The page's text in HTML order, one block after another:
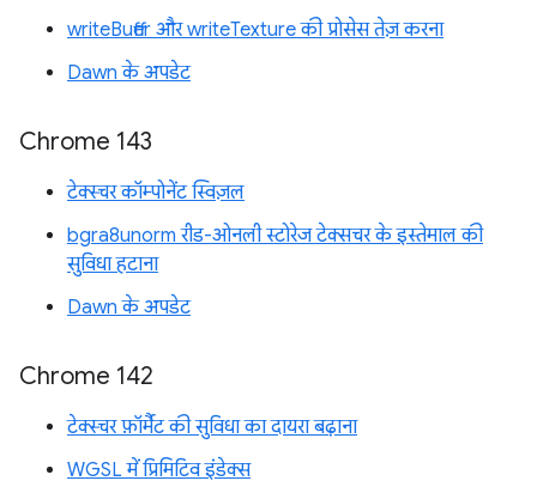
writeBuffer और writeTexture की प्रोसेस तेज़ करना
Dawn के अपडेट
Chrome 143
टेक्स्चर कॉम्पोनेंट स्विज़ल
bgra8unorm रीड-ओनली स्टोरेज टेक्सचर के इस्तेमाल की
सुविधा हटाना
Dawn के अपडेट
Chrome 142
टेक्स्चर फ़ॉर्मैट की सुविधा का दायरा बढ़ाना
WGSL में प्रिमिटिव इंडेक्स